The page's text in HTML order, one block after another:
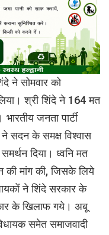
ने सोमवार को
श्री शिंदे ने 164 मत
जनता पार्टी
ने सदन के समक्ष विश्वास
दिया। ध्वनि मत
की मांग की, जिसके लिये
ने शिंदे सरकार के
के खिलाफ गये। अबू
समेत समाजवादी